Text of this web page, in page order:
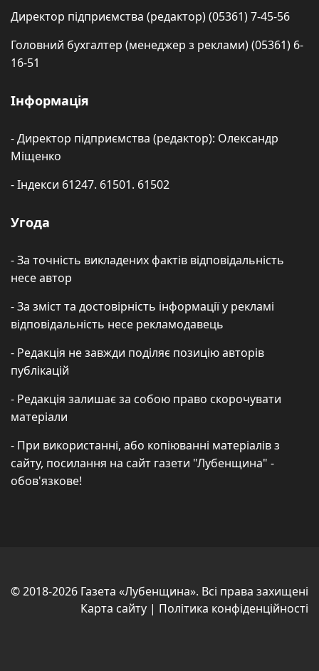
Директор підприємства (редактор) (05361) 7-45-56
Головний бухгалтер (менеджер з реклами) (05361) 6-
16-51
Інформація
- Директор підприємства (редактор): Олександр
Міщенко
- Індекси 61247. 61501. 61502
Угода
- За точність викладених фактів відповідальність
несе автор
- За зміст та достовірність інформації у рекламі
відповідальність несе рекламодавець
- Редакція не завжди поділяє позицію авторів
публікацій
- Редакція залишає за собою право скорочувати
матеріали
- При використанні, або копіюванні матеріалів з
сайту, посилання на сайт газети "Лубенщина" -
обов'язкове!
© 2018-2026 Газета «Лубенщина». Всі права захищені
Карта сайту | Політика конфіденційності